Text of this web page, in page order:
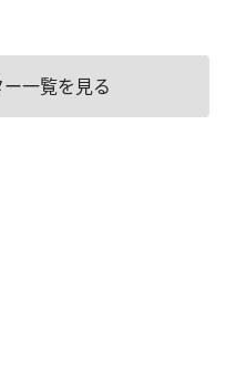
一覧を見る